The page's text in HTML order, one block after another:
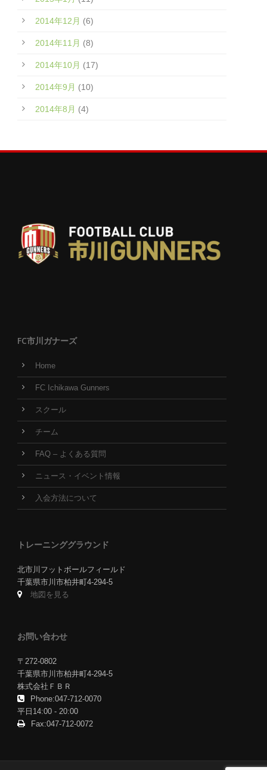
2014年12月 (6)
2014年11月 (8)
2014年10月 (17)
2014年9月 (10)
2014年8月 (4)
FC市川ガナーズ
Home
FC Ichikawa Gunners
スクール
チーム
FAQ – よくある質問
ニュース・イベント情報
入会方法について
トレーニンググラウンド
北市川フットボールフィールド
千葉県市川市柏井町4-294-5
地図を見る
お問い合わせ
〒272-0802
千葉県市川市柏井町4-294-5
株式会社ＦＢＲ
Phone:047-712-0070
平日14:00 - 20:00
Fax:047-712-0072